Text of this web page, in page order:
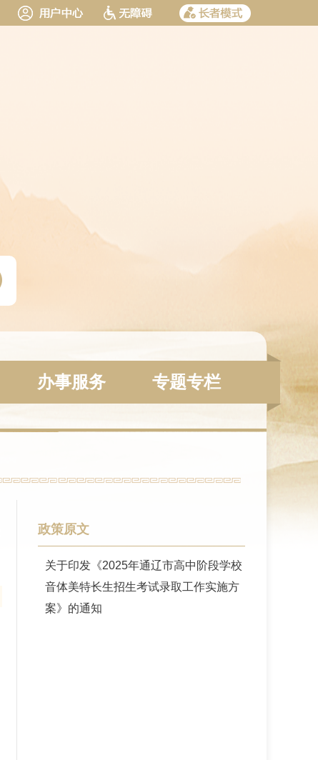
办事服务 专题专栏
政策原文
关于印发《2025年通辽市高中阶段学校
音体美特长生招生考试录取工作实施方
案》的通知